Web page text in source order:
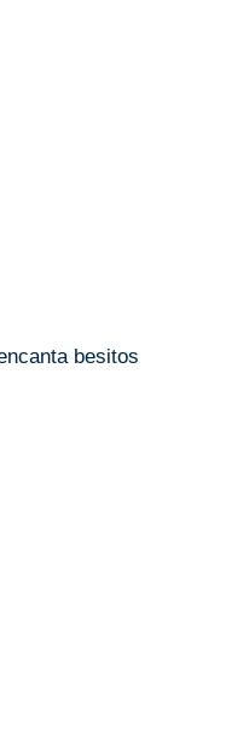
besitos